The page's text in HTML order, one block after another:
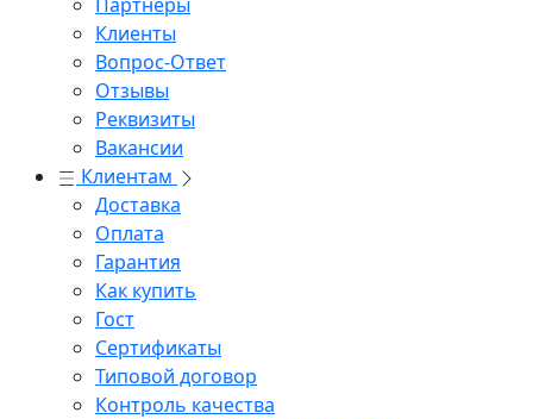
Клиенты
Вопрос-Ответ
Отзывы
Реквизиты
Вакансии
Клиентам
Доставка
Оплата
Гарантия
Как купить
Гост
Сертификаты
Типовой договор
Контроль качества